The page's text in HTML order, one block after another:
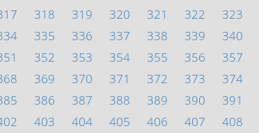
318 319 320 321 322 323
335 336 337 338 339 340
352 353 354 355 356 357
369 370 371 372 373 374
386 387 388 389 390 391
403 404 405 406 407 408